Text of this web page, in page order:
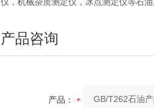
产品咨询
产品：